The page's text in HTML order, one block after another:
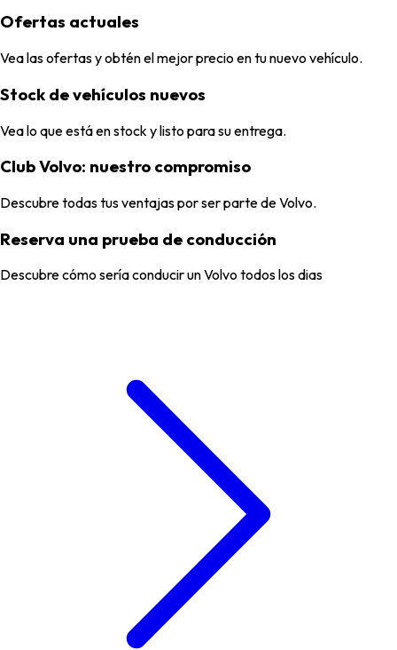
Ofertas actuales
Vea las ofertas y obtén el mejor precio en tu nuevo vehículo.
Stock de vehículos nuevos
Vea lo que está en stock y listo para su entrega.
Club Volvo: nuestro compromiso
Descubre todas tus ventajas por ser parte de Volvo.
Reserva una prueba de conducción
Descubre cómo sería conducir un Volvo todos los dias